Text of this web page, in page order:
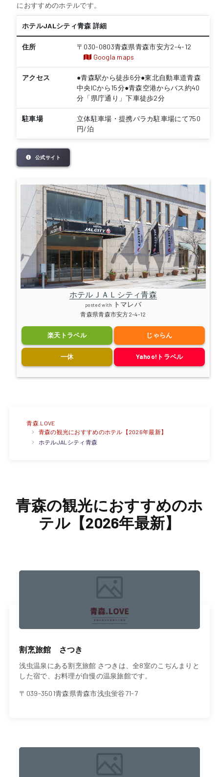
におすすめのホテルです。
ホテルJALシティ青森 詳細
住所
〒030-0803青森県青森市安方2-4-12
Googla maps
アクセス
●青森駅から徒歩6分●東北自動車道青森
中央ICから15分●青森空港からバス約40
分「県庁通り」下車徒歩2分
駐車場
立体駐車場・提携パラカ駐車場にて750
円/泊
公式サイト
ホテルＪＡＬシティ青森
posted with トマレバ
青森県青森市安方2-4-12
楽天トラベル じゃらん
一休 Yahoo!トラベル
青森.LOVE
青森の観光におすすめのホテル【2026年最新】
ホテルJALシティ青森
青森の観光におすすめのホ
テル【2026年最新】
割烹旅館 さつき
浅虫温泉にある割烹旅館 さつきは、全8室のこぢんまりと
した宿で、お料理が自慢の温泉旅館です。
〒039-3501青森県青森市浅虫蛍谷71-7